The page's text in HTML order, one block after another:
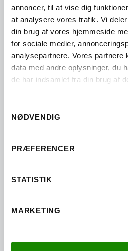
annoncer, til at vise dig
at analysere vores trafik. Vi
din brug af vores hjemmeside
for sociale medier,
analysepartnere. Vores partnere
data med andre oplysninger, du
de har indsamlet fra din brug af
NØDVENDIG
PRÆFERENCER
STATISTIK
MARKETING
YDERDØRE
ENTRÉDØRE